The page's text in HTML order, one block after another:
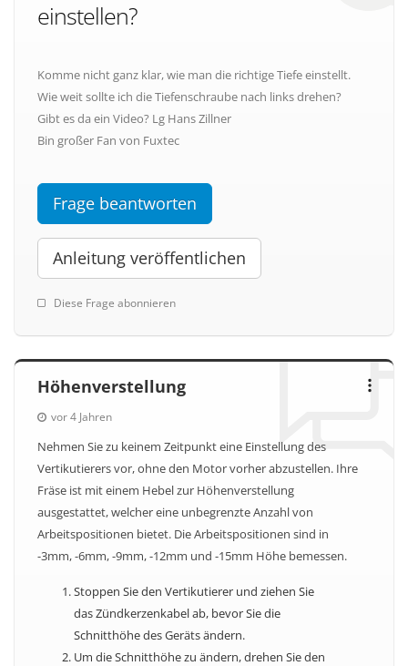
einstellen?
Komme nicht ganz klar, wie man die richtige Tiefe einstellt.
Wie weit sollte ich die Tiefenschraube nach links drehen?
Gibt es da ein Video? Lg Hans Zillner
Bin großer Fan von Fuxtec
Frage beantworten
Anleitung veröffentlichen
Diese Frage abonnieren
Höhenverstellung
vor 4 Jahren
Nehmen Sie zu keinem Zeitpunkt eine Einstellung des
Vertikutierers vor, ohne den Motor vorher abzustellen. Ihre
Fräse ist mit einem Hebel zur Höhenverstellung
ausgestattet, welcher eine unbegrenzte Anzahl von
Arbeitspositionen bietet. Die Arbeitspositionen sind in
-3mm, -6mm, -9mm, -12mm und -15mm Höhe bemessen.
Stoppen Sie den Vertikutierer und ziehen Sie
das Zündkerzenkabel ab, bevor Sie die
Schnitthöhe des Geräts ändern.
Um die Schnitthöhe zu ändern, drehen Sie den